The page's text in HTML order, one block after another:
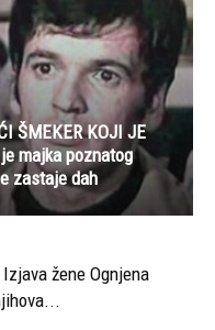
ŠMEKER KOJI JE
je majka poznatog
zastaje dah
žene Ognjena